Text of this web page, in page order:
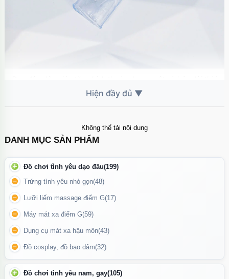
gian quan hệ
Không thể tải nội dung
DANH MỤC SẢN PHẨM
Đồ chơi tình yêu dạo đầu(199)
Trứng tình yêu nhỏ gọn(48)
Lưỡi liếm massage điểm G(17)
Máy mát xa điểm G(59)
Dụng cụ mát xa hậu môn(43)
Đồ cosplay, đồ bạo dâm(32)
Đồ chơi tình yêu nam, gay(105)